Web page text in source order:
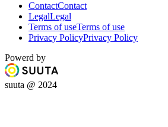
ContactContact
LegalLegal
Terms of useTerms of use
Privacy PolicyPrivacy Policy
Powerd by
suuta @ 2024